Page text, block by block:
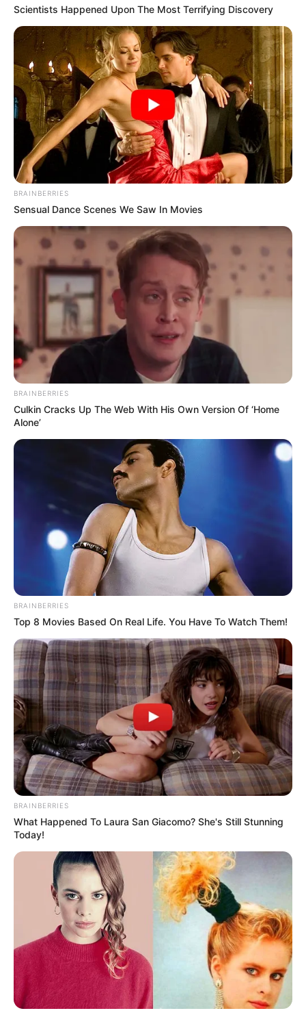
Scientists Happened Upon The Most Terrifying Discovery
BRAINBERRIES
Sensual Dance Scenes We Saw In Movies
BRAINBERRIES
Culkin Cracks Up The Web With His Own Version Of ‘Home
Alone’
BRAINBERRIES
Top 8 Movies Based On Real Life. You Have To Watch Them!
BRAINBERRIES
What Happened To Laura San Giacomo? She's Still Stunning
Today!